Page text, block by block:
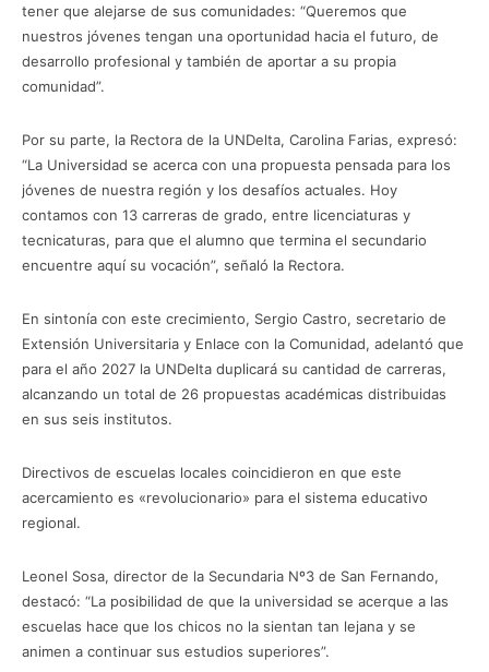
tener que alejarse de sus comunidades: “Queremos que
nuestros jóvenes tengan una oportunidad hacia el futuro, de
desarrollo profesional y también de aportar a su propia
comunidad”.
Por su parte, la Rectora de la UNDelta, Carolina Farias, expresó:
“La Universidad se acerca con una propuesta pensada para los
jóvenes de nuestra región y los desafíos actuales. Hoy
contamos con 13 carreras de grado, entre licenciaturas y
tecnicaturas, para que el alumno que termina el secundario
encuentre aquí su vocación”, señaló la Rectora.
En sintonía con este crecimiento, Sergio Castro, secretario de
Extensión Universitaria y Enlace con la Comunidad, adelantó que
para el año 2027 la UNDelta duplicará su cantidad de carreras,
alcanzando un total de 26 propuestas académicas distribuidas
en sus seis institutos.
Directivos de escuelas locales coincidieron en que este
acercamiento es «revolucionario» para el sistema educativo
regional.
Leonel Sosa, director de la Secundaria Nº3 de San Fernando,
destacó: “La posibilidad de que la universidad se acerque a las
escuelas hace que los chicos no la sientan tan lejana y se
animen a continuar sus estudios superiores”.